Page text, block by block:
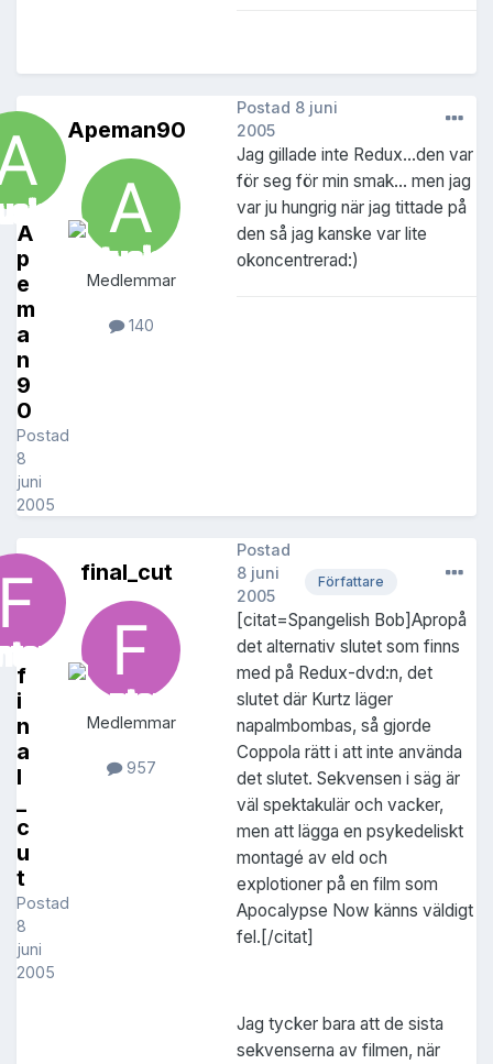
A
p
e
m
a
n
9
0
Postad
8
juni
2005
Apeman90
Medlemmar
140
Postad 8 juni
2005
Jag gillade inte Redux...den var
för seg för min smak... men jag
var ju hungrig när jag tittade på
den så jag kanske var lite
okoncentrerad:)
f
i
n
a
l
_
c
u
t
Postad
8
juni
2005
final_cut
Medlemmar
957
Författare
Postad
8 juni
2005
[citat=Spangelish Bob]Apropå
det alternativ slutet som finns
med på Redux-dvd:n, det
slutet där Kurtz läger
napalmbombas, så gjorde
Coppola rätt i att inte använda
det slutet. Sekvensen i säg är
väl spektakulär och vacker,
men att lägga en psykedeliskt
montagé av eld och
explotioner på en film som
Apocalypse Now känns väldigt
fel.[/citat]
Jag tycker bara att de sista
sekvenserna av filmen, när